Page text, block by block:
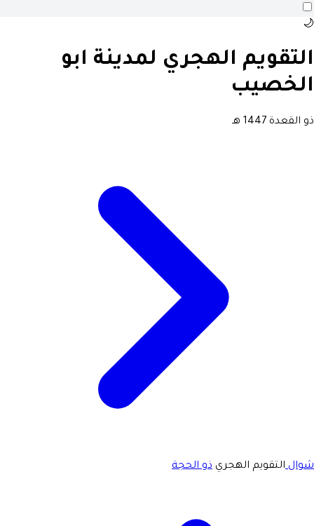
🌙
التقويم الهجري لمدينة ابو
الخصيب
ذو القعدة 1447 هـ
شوالالتقويم الهجري ذو الحجة